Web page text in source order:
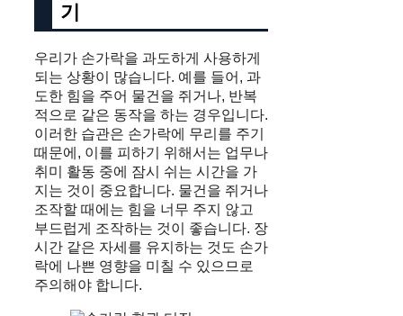
기
우리가 손가락을 과도하게 사용하게
되는 상황이 많습니다. 예를 들어, 과
도한 힘을 주어 물건을 쥐거나, 반복
적으로 같은 동작을 하는 경우입니다.
이러한 습관은 손가락에 무리를 주기
때문에, 이를 피하기 위해서는 업무나
취미 활동 중에 잠시 쉬는 시간을 가
지는 것이 중요합니다. 물건을 쥐거나
조작할 때에는 힘을 너무 주지 않고
부드럽게 조작하는 것이 좋습니다. 장
시간 같은 자세를 유지하는 것도 손가
락에 나쁜 영향을 미칠 수 있으므로
주의해야 합니다.